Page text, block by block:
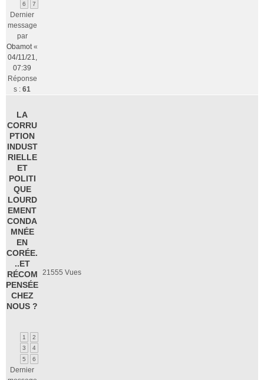
6 7
Dernier
message
par
Obamot«
04/11/21,
07:39
Réponse
s : 61
LA
CORRU
PTION
INDUST
RIELLE
ET
POLITI
QUE
LOURD
EMENT
CONDA
MNÉE
EN
CORÉE.
..ET
RÉCOM
PENSÉE
CHEZ
NOUS ?
1
2
3
4
5
6
Dernier
21555 Vues